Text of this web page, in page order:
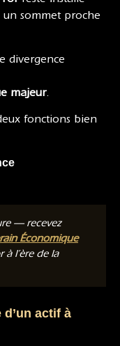
un sommet proche
divergence
majeur.
fonctions bien
— recevez
Économique
à l’ère de la
actif à